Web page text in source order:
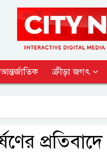
আন্তর্জাতিক ক্রীড়া জগৎ